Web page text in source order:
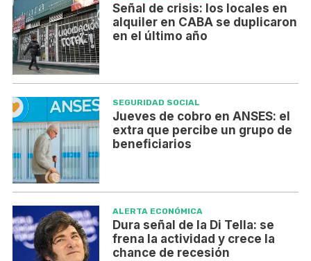
Señal de crisis: los locales en
alquiler en CABA se duplicaron
en el último año
SEGURIDAD SOCIAL
Jueves de cobro en ANSES: el
extra que percibe un grupo de
beneficiarios
ALERTA ECONÓMICA
Dura señal de la Di Tella: se
frena la actividad y crece la
chance de recesión